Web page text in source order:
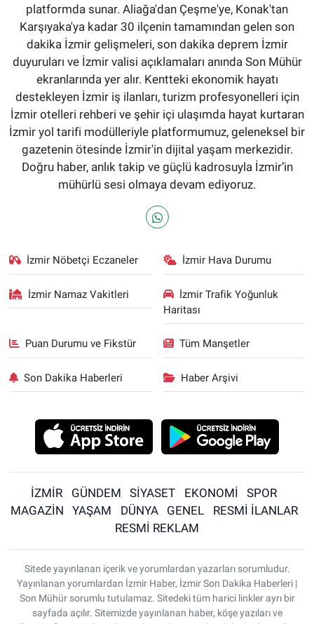
platformda sunar. Aliağa'dan Çeşme'ye, Konak'tan
Karşıyaka'ya kadar 30 ilçenin tamamından gelen son
dakika İzmir gelişmeleri, son dakika deprem İzmir
duyuruları ve İzmir valisi açıklamaları anında Son Mühür
ekranlarında yer alır. Kentteki ekonomik hayatı
destekleyen İzmir iş ilanları, turizm profesyonelleri için
İzmir otelleri rehberi ve şehir içi ulaşımda hayat kurtaran
İzmir yol tarifi modülleriyle platformumuz, geleneksel bir
gazetenin ötesinde İzmir'in dijital yaşam merkezidir.
Doğru haber, anlık takip ve güçlü kadrosuyla İzmir’in
mühürlü sesi olmaya devam ediyoruz.
İzmir Nöbetçi Eczaneler İzmir Hava Durumu
İzmir Namaz Vakitleri
İzmir Trafik Yoğunluk
Haritası
Puan Durumu ve Fikstür Tüm Manşetler
Son Dakika Haberleri Haber Arşivi
İZMİR GÜNDEM SİYASET EKONOMİ
SPOR
MAGAZİN
YAŞAM DÜNYA GENEL
RESMİ İLANLAR
RESMİ REKLAM
Sitede yayınlanan içerik ve yorumlardan yazarları sorumludur.
Yayınlanan yorumlardan İzmir Haber, İzmir Son Dakika Haberleri |
Son Mühür sorumlu tutulamaz. Sitedeki tüm harici linkler ayrı bir
sayfada açılır. Sitemizde yayınlanan haber, köşe yazıları ve